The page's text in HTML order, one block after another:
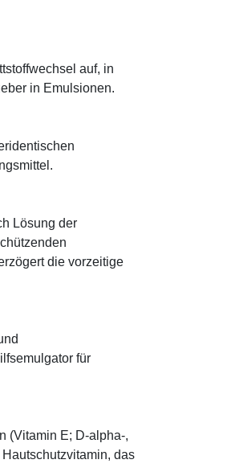
auf, in
in Emulsionen.
Lösung der
die vorzeitige
für
(Vitamin E; D-alpha-,
das